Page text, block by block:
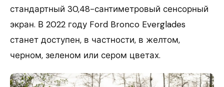
стандартный 30,48-сантиметровый сенсорный
экран. В 2022 году Ford Bronco Everglades
станет доступен, в частности, в желтом,
черном, зеленом или сером цветах.